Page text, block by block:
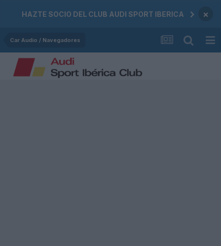
HAZTE SOCIO DEL CLUB AUDI SPORT IBERICA ×
Car Audio / Navegadores